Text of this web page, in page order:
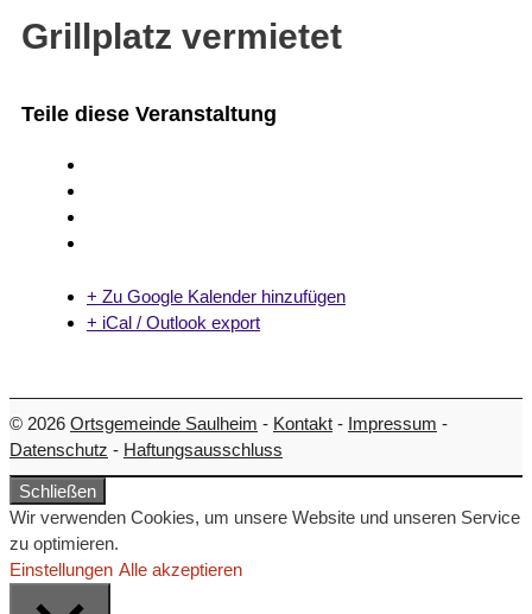
Grillplatz vermietet
Teile diese Veranstaltung
+ Zu Google Kalender hinzufügen
+ iCal / Outlook export
© 2026 Ortsgemeinde Saulheim - Kontakt - Impressum -
Datenschutz - Haftungsausschluss
Schließen
Wir verwenden Cookies, um unsere Website und unseren Service
zu optimieren.
Einstellungen Alle akzeptieren